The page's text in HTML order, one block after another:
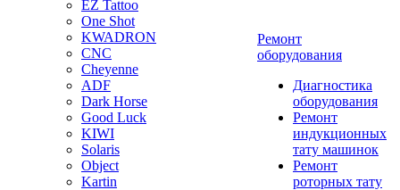
EZ Tattoo
One Shot
KWADRON
CNC
Cheyenne
ADF
Dark Horse
Good Luck
KIWI
Solaris
Object
Kartin
Ремонт
оборудования
Диагностика
оборудования
Ремонт
индукционных
тату машинок
Ремонт
роторных тату